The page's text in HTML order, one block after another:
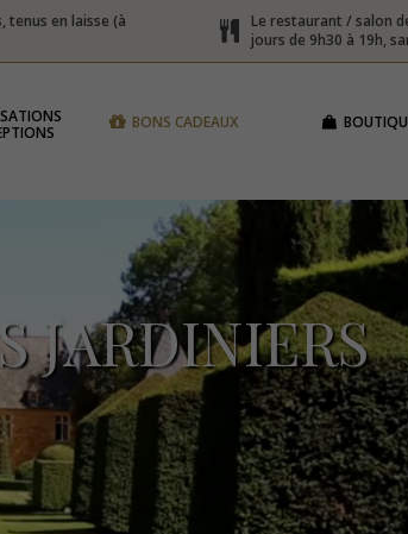
tenus en laisse (à
Le restaurant / salon
jours de 9h30 à 19h,
BONS CADEAUX
JARDINIERS